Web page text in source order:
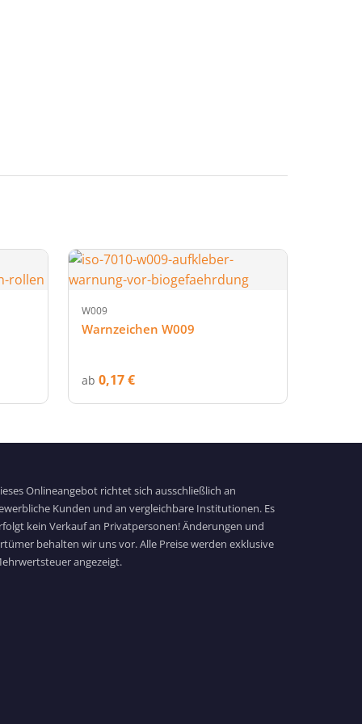
W009
Warnzeichen W009
ab 0,17 €
Onlineangebot richtet sich ausschließlich an
Kunden und an vergleichbare Institutionen. Es
kein Verkauf an Privatpersonen! Änderungen und
behalten wir uns vor. Alle Preise werden exklusive
angezeigt.